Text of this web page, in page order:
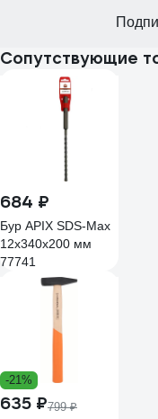
Сопутствующие
684 ₽
Бур APIX SDS-Max
12х340х200 мм
77741
-21%
635 ₽799 ₽